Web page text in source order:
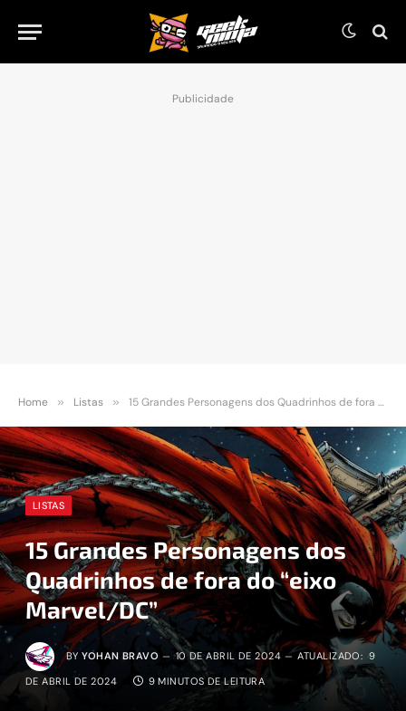
Publicidade
Home » Listas » 15 Grandes Personagens dos Quadrinhos de fora do “eixo Marvel/DC”
LISTAS
15 Grandes Personagens dos
Quadrinhos de fora do “eixo
Marvel/DC”
BY YOHAN BRAVO 10 DE ABRIL DE 2024 ATUALIZADO: 9
DE ABRIL DE 2024 9 MINUTOS DE LEITURA